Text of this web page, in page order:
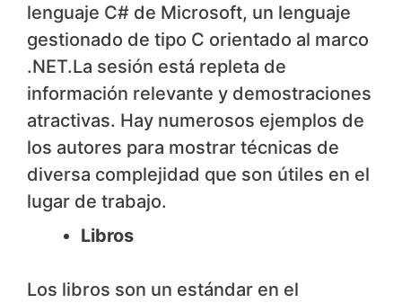
lenguaje C# de Microsoft, un lenguaje
gestionado de tipo C orientado al marco
.NET.La sesión está repleta de
información relevante y demostraciones
atractivas. Hay numerosos ejemplos de
los autores para mostrar técnicas de
diversa complejidad que son útiles en el
lugar de trabajo.
Libros
Los libros son un estándar en el